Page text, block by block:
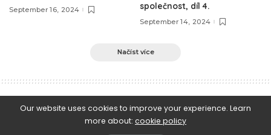
September 16, 2024
společnost, díl 4.
September 14, 2024
Načíst více
Our website uses cookies to improve your experience. Learn
more about: cookie policy